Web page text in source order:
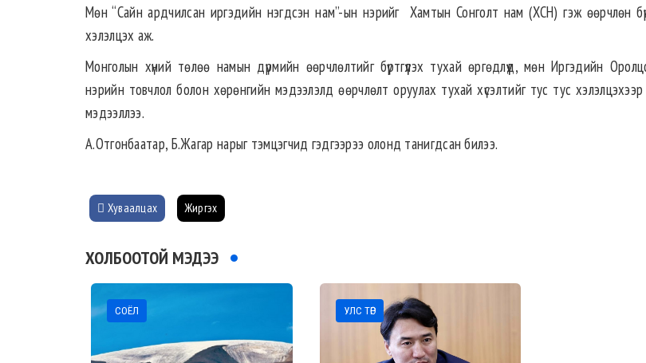
Мөн “Сайн ардчилсан иргэдийн нэгдсэн нам”-ын нэрийг Хамтын Сонголт нам (ХСН) гэж өөрчлөн
хэлэлцэх аж.
Монголын хүний төлөө намын дүрмийн өөрчлөлтийг бүртгүүлэх тухай өргөдлүүд, мөн Иргэдийн
нэрийн товчлол болон хөрөнгийн мэдээлэлд өөрчлөлт оруулах тухай хүсэлтийг тус тус
мэдээллээ.
А.Отгонбаатар, Б.Жагар нарыг тэмцэгчид гэдгээрээ олонд танигдсан билээ.
Хуваалцах Жиргэх
ХОЛБООТОЙ МЭДЭЭ
СОЁЛ УЛС ТӨР